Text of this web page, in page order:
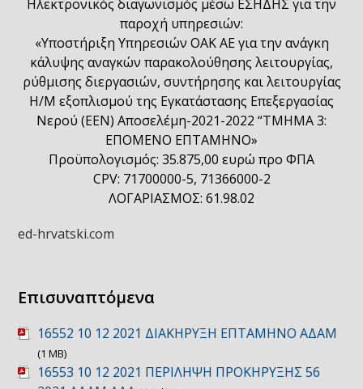
Ηλεκτρονικός διαγωνισμός μέσω ΕΣΗΔΗΣ για την
παροχή υπηρεσιών:
«Υποστήριξη Υπηρεσιών ΟΑΚ ΑΕ για την ανάγκη
κάλυψης αναγκών παρακολούθησης λειτουργίας,
ρύθμισης διεργασιών, συντήρησης και λειτουργίας
Η/Μ εξοπλισμού της Εγκατάστασης Επεξεργασίας
Νερού (ΕΕΝ) Αποσελέμη-2021-2022 “ΤΜΗΜΑ 3:
ΕΠΟΜΕΝΟ ΕΠΤΑΜΗΝΟ»
Προϋπολογισμός: 35.875,00 ευρώ προ ΦΠΑ
CPV: 71700000-5, 71366000-2
ΛΟΓΑΡΙΑΣΜΟΣ: 61.98.02
ed-hrvatski.com
Επισυναπτόμενα
16552 10 12 2021 ΔΙΑΚΗΡΥΞΗ ΕΠΤΑΜΗΝΟ ΑΔΑΜ
(1 MB)
16553 10 12 2021 ΠΕΡΙΛΗΨΗ ΠΡΟΚΗΡΥΞΗΣ 56